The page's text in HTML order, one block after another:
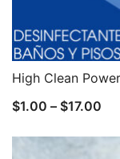
High Clean
$1.00 – $17.00